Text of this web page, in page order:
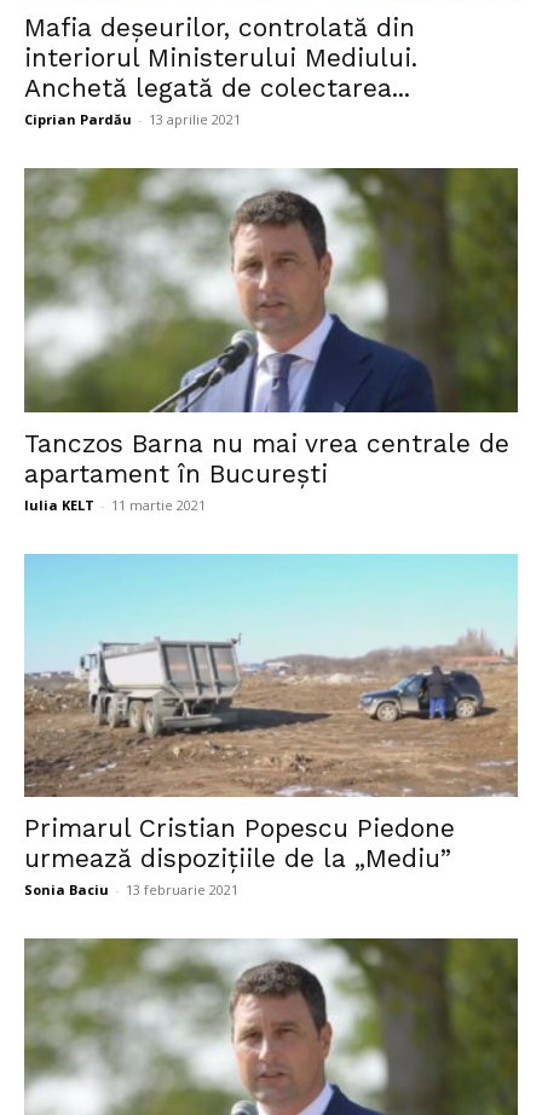
Mafia deșeurilor, controlată din
interiorul Ministerului Mediului.
Anchetă legată de colectarea...
Ciprian Pardău - 13 aprilie 2021
Tanczos Barna nu mai vrea centrale de
apartament în București
Iulia KELT - 11 martie 2021
Primarul Cristian Popescu Piedone
urmează dispozițiile de la „Mediu”
Sonia Baciu - 13 februarie 2021